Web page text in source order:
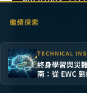
# Flower
import flwr
from
from
from
繼續探索
TECHNICAL
終身學習與災
南：從 EWC